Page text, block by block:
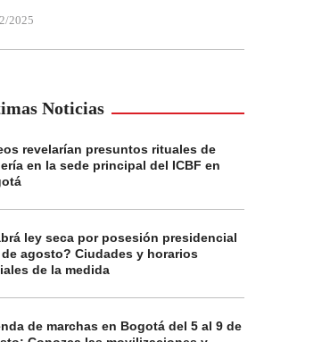
2025
Noticias
revelarían presuntos rituales de
en la sede principal del ICBF en
ley seca por posesión presidencial
de agosto? Ciudades y horarios
de la medida
de marchas en Bogotá del 5 al 9 de